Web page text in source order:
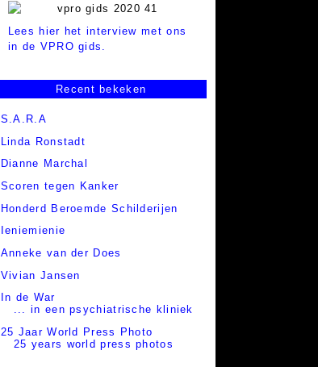
Lees hier het interview met ons
in de VPRO gids.
Recent bekeken
S.A.R.A
Linda Ronstadt
Dianne Marchal
Scoren tegen Kanker
Honderd Beroemde Schilderijen
Ieniemienie
Anneke van der Does
Vivian Jansen
In de War
... in een psychiatrische kliniek
25 Jaar World Press Photo
25 years world press photos